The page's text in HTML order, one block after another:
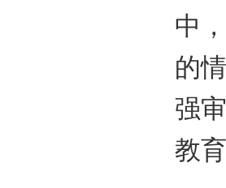
中
的
强
教